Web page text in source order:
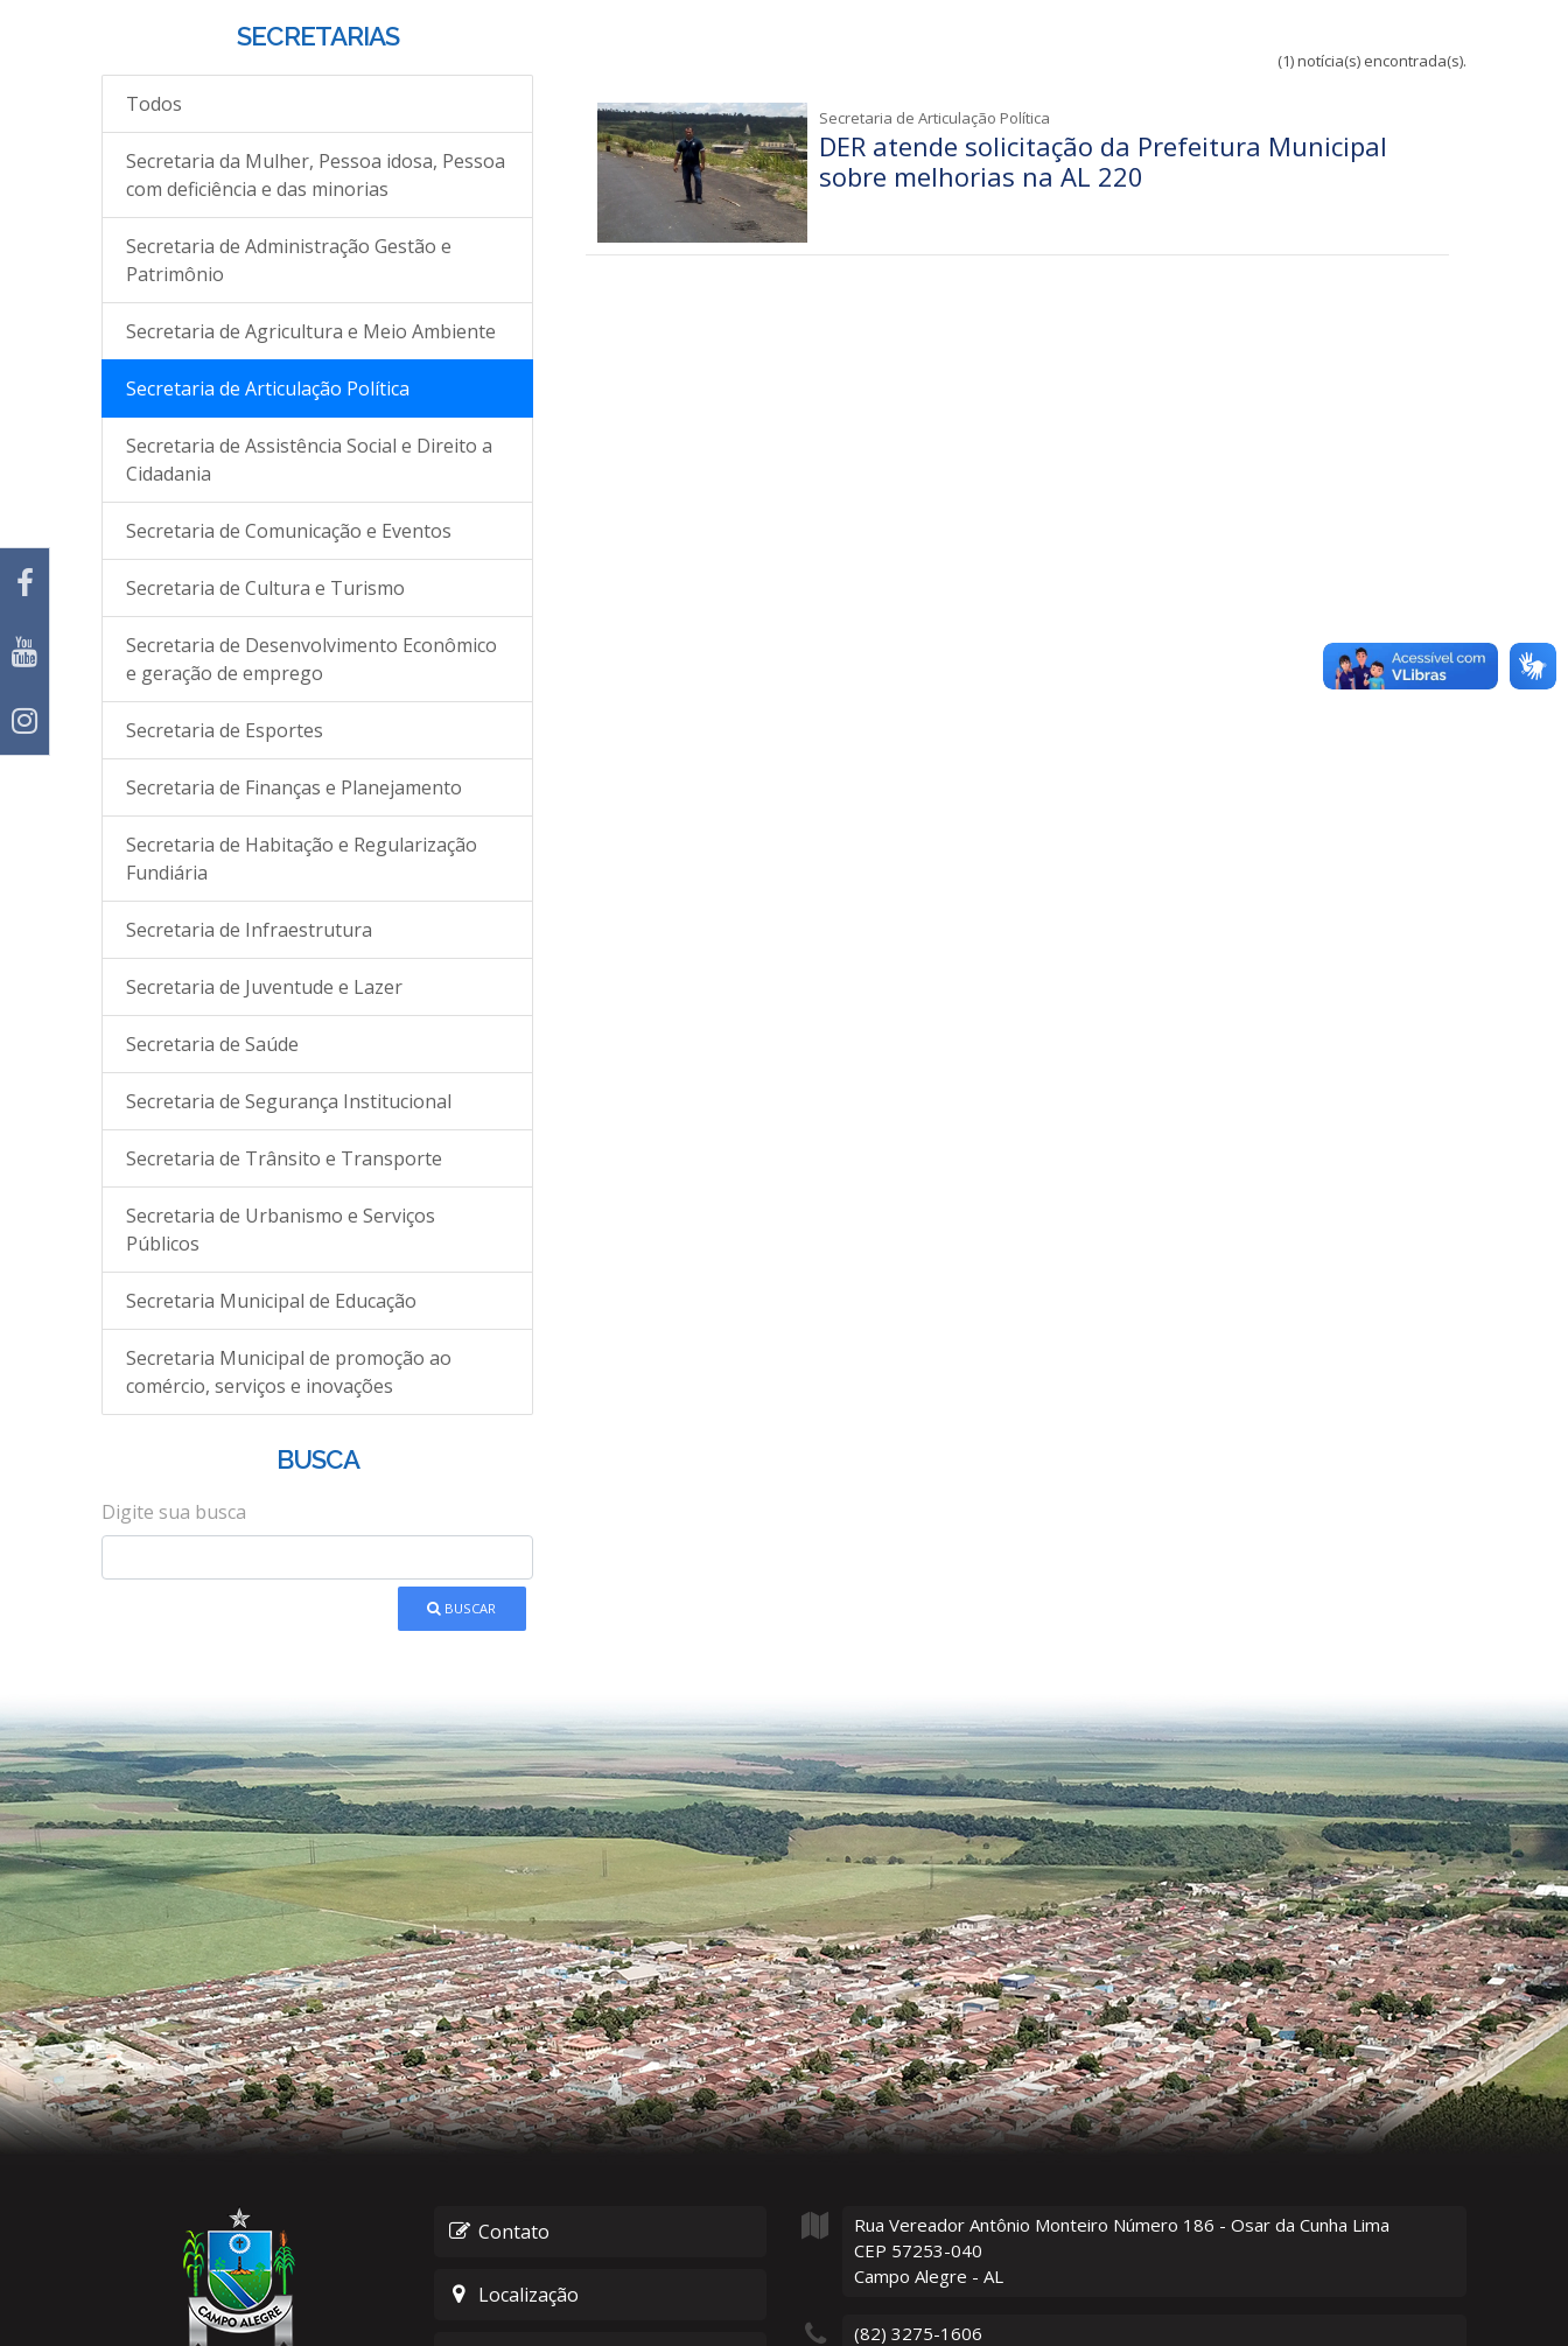
SECRETARIAS
Todos
Secretaria da Mulher, Pessoa idosa, Pessoa
com deficiência e das minorias
Secretaria de Administração Gestão e
Patrimônio
Secretaria de Agricultura e Meio Ambiente
Secretaria de Articulação Política
Secretaria de Assistência Social e Direito a
Cidadania
Secretaria de Comunicação e Eventos
Secretaria de Cultura e Turismo
Secretaria de Desenvolvimento Econômico
e geração de emprego
Secretaria de Esportes
Secretaria de Finanças e Planejamento
Secretaria de Habitação e Regularização
Fundiária
Secretaria de Infraestrutura
Secretaria de Juventude e Lazer
Secretaria de Saúde
Secretaria de Segurança Institucional
Secretaria de Trânsito e Transporte
Secretaria de Urbanismo e Serviços
Públicos
Secretaria Municipal de Educação
Secretaria Municipal de promoção ao
comércio, serviços e inovações
BUSCA
Digite sua busca
BUSCAR
(1) notícia(s) encontrada(s).
Secretaria de Articulação Política
DER atende solicitação da Prefeitura Municipal
sobre melhorias na AL 220
Contato
Localização
Rua Vereador Antônio Monteiro Número 186 - Osar da Cunha Lima
CEP 57253-040
Campo Alegre - AL
(82) 3275-1606